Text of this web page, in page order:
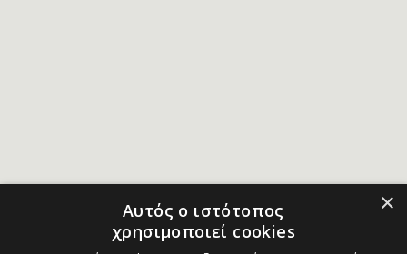
×
Αυτός ο ιστότοπος
χρησιμοποιεί cookies